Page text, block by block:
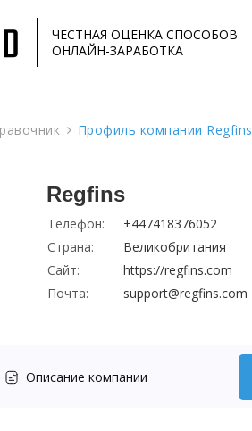
ЧЕСТНАЯ ОЦЕНКА СПОСОБОВ
ОНЛАЙН-ЗАРАБОТКА
Профиль компании Regfins
Regfins
Телефон:
+447418376052
Страна:
Великобритания
Сайт:
https://regfins.com
Почта:
support@regfins.com
Описание компании